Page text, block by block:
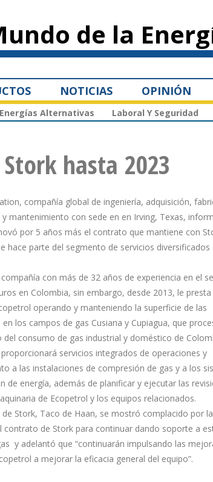
principal
de la
NOTICIAS OPINIÓN
Energías Alternativas Laboral Y Seguridad
hasta 2023
compañía global de ingeniería, adquisición,
mantenimiento con sede en en Irving, Texas,
por 5 años más el contrato que mantiene con
hace parte del segmento de servicios diversificados
con más de 32 años de experiencia en el
en Colombia, sin embargo, desde 2013, le presta
operando y manteniendo la superficie de las
los campos de gas Cusiana y Cupiagua, que
del consumo de gas industrial y doméstico de
servicios integrados de operaciones y
a las instalaciones de compresión de gas y a los
de energía, además de planificar y ejecutar las
de Ecopetrol y los equipos relacionados.
de Stork, Taco de Haan, se mostró complacido por la
contrato de Stork para continuar dando soporte a
y adelantó que “continuarán impulsando las
a mejorar la eficacia general del equipo”.